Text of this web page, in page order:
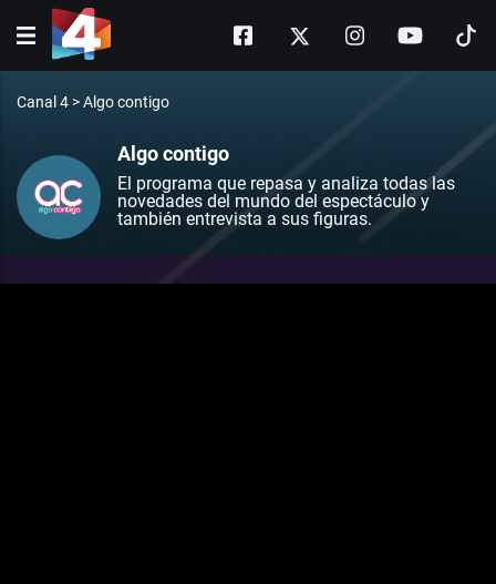
Canal 4 >Algo contigo
Algo contigo
El programa que repasa y analiza todas las
novedades del mundo del espectáculo y
también entrevista a sus figuras.